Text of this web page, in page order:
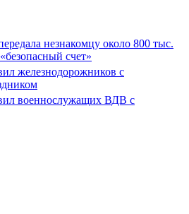
незнакомцу около 800 тыс.
счет»
железнодорожников с
военнослужащих ВДВ с